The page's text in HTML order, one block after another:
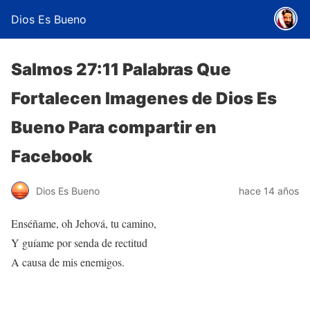
Dios Es Bueno
Salmos 27:11 Palabras Que
Fortalecen Imagenes de Dios Es
Bueno Para compartir en
Facebook
Dios Es Bueno hace 14 años
Enséñame, oh Jehová, tu camino,
Y guíame por senda de rectitud
A causa de mis enemigos.